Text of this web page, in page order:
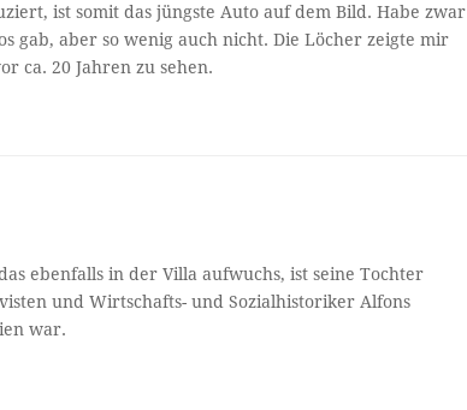
ist somit das jüngste Auto auf dem Bild. Habe zwar
gab, aber so wenig auch nicht. Die Löcher zeigte mir
ca. 20 Jahren zu sehen.
ebenfalls in der Villa aufwuchs, ist seine Tochter
und Wirtschafts- und Sozialhistoriker Alfons
war.